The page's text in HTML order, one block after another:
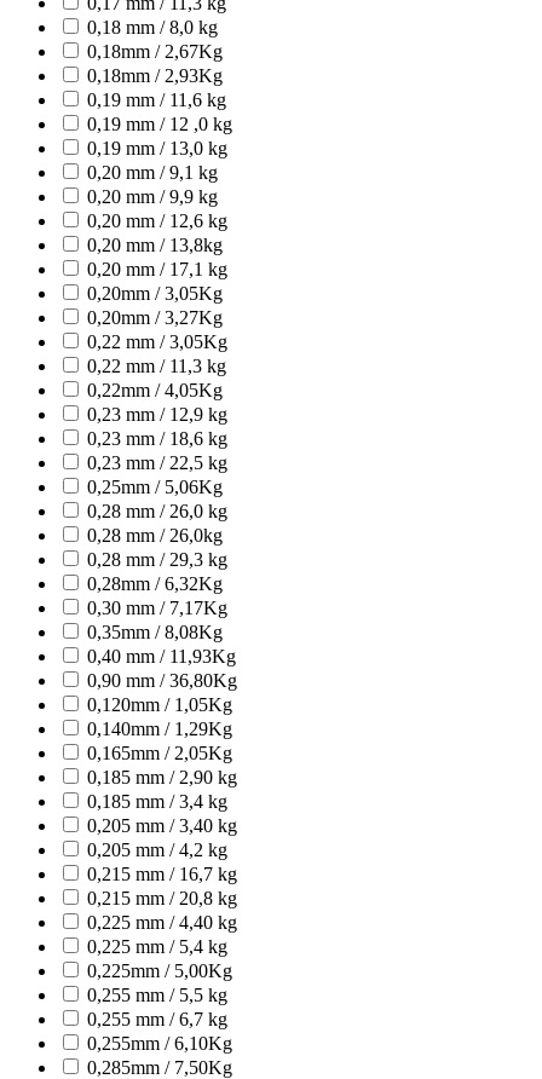
0,18 mm / 8,0 kg
0,18mm / 2,67Kg
0,18mm / 2,93Kg
0,19 mm / 11,6 kg
0,19 mm / 12 ,0 kg
0,19 mm / 13,0 kg
0,20 mm / 9,1 kg
0,20 mm / 9,9 kg
0,20 mm / 12,6 kg
0,20 mm / 13,8kg
0,20 mm / 17,1 kg
0,20mm / 3,05Kg
0,20mm / 3,27Kg
0,22 mm / 3,05Kg
0,22 mm / 11,3 kg
0,22mm / 4,05Kg
0,23 mm / 12,9 kg
0,23 mm / 18,6 kg
0,23 mm / 22,5 kg
0,25mm / 5,06Kg
0,28 mm / 26,0 kg
0,28 mm / 26,0kg
0,28 mm / 29,3 kg
0,28mm / 6,32Kg
0,30 mm / 7,17Kg
0,35mm / 8,08Kg
0,40 mm / 11,93Kg
0,90 mm / 36,80Kg
0,120mm / 1,05Kg
0,140mm / 1,29Kg
0,165mm / 2,05Kg
0,185 mm / 2,90 kg
0,185 mm / 3,4 kg
0,205 mm / 3,40 kg
0,205 mm / 4,2 kg
0,215 mm / 16,7 kg
0,215 mm / 20,8 kg
0,225 mm / 4,40 kg
0,225 mm / 5,4 kg
0,225mm / 5,00Kg
0,255 mm / 5,5 kg
0,255 mm / 6,7 kg
0,255mm / 6,10Kg
0,285mm / 7,50Kg